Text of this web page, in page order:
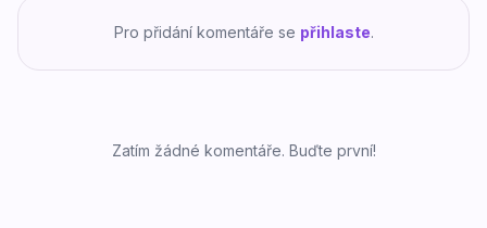
Pro přidání komentáře se přihlaste.
Zatím žádné komentáře. Buďte první!